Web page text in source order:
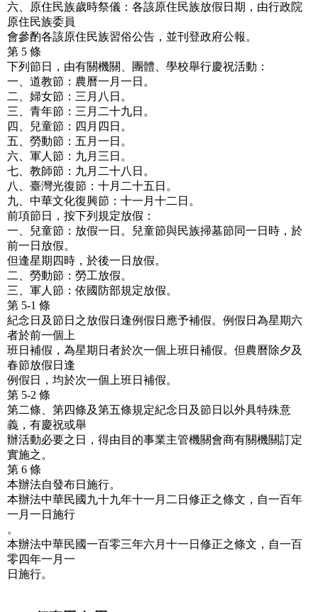
六、原住民族歲時祭儀：各該原住民族放假日期，由行政院
原住民族委員
會參酌各該原住民族習俗公告，並刊登政府公報。
第 5 條
下列節日，由有關機關、團體、學校舉行慶祝活動：
一、道教節：農曆一月一日。
二、婦女節：三月八日。
三、青年節：三月二十九日。
四、兒童節：四月四日。
五、勞動節：五月一日。
六、軍人節：九月三日。
七、教師節：九月二十八日。
八、臺灣光復節：十月二十五日。
九、中華文化復興節：十一月十二日。
前項節日，按下列規定放假：
一、兒童節：放假一日。兒童節與民族掃墓節同一日時，於
前一日放假。
但逢星期四時，於後一日放假。
二、勞動節：勞工放假。
三、軍人節：依國防部規定放假。
第 5-1 條
紀念日及節日之放假日逢例假日應予補假。例假日為星期六
者於前一個上
班日補假，為星期日者於次一個上班日補假。但農曆除夕及
春節放假日逢
例假日，均於次一個上班日補假。
第 5-2 條
第二條、第四條及第五條規定紀念日及節日以外具特殊意
義，有慶祝或舉
辦活動必要之日，得由目的事業主管機關會商有關機關訂定
實施之。
第 6 條
本辦法自發布日施行。
本辦法中華民國九十九年十一月二日修正之條文，自一百年
一月一日施行
。
本辦法中華民國一百零三年六月十一日修正之條文，自一百
零四年一月一
日施行。